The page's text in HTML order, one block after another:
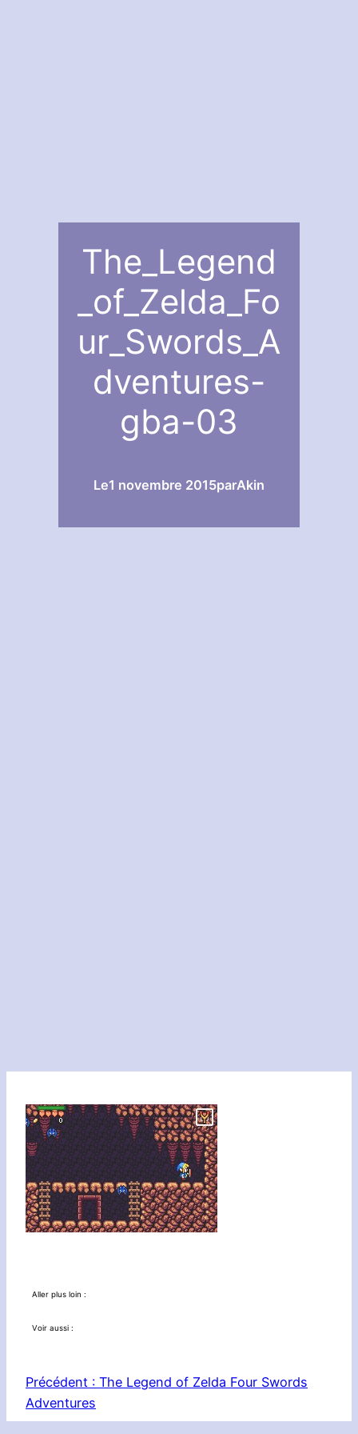
The_Legend
_of_Zelda_Fo
ur_Swords_A
dventures-
gba-03
Le1 novembre 2015parAkin
Aller plus loin :
Voir aussi :
Précédent : The Legend of Zelda Four Swords
Adventures